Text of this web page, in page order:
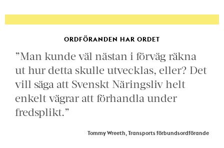
ORDFÖRANDEN HAR ORDET
”Man kunde väl nästan i förväg räkna
ut hur detta skulle utvecklas, eller? Det
vill säga att Svenskt Näringsliv helt
enkelt vägrar att förhandla under
fredsplikt.”
Tommy Wreeth, Transports förbundsordförande